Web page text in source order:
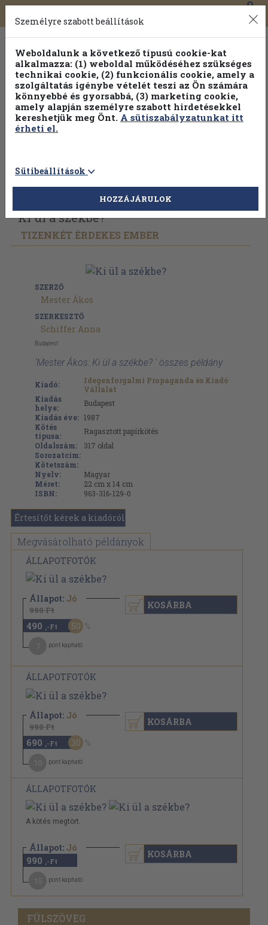
Toggle
navigation
0
Vissza az előző oldalra Válasszon példányt
Ki ül a székbe?
TIZENKÉT ÉRDEKES EMBER
SZERZŐ
Mester Ákos
SZERKESZTŐ
Schiffer Anna
Budapest
'Mester Ákos: Ki ül a székbe? ' összes példány
Kiadó:
Idegenforgalmi Propaganda és Kiadó
Vállalat
Kiadás
helye:
Budapest
Kiadás éve: 1987
Kötés
típusa:
Ragasztott papírkötés
Oldalszám:
317 oldal
Sorozatcím:
Kötetszám:
Nyelv:
Magyar
Méret:
22 cm x 14 cm
ISBN:
963-316-129-0
Értesítőt kérek a kiadóról
Megvásárolható példányok
ÁLLAPOTFOTÓK
Állapot: Jó
990 Ft
490 ,-Ft 50
pont kapható
KOSÁRBA
ÁLLAPOTFOTÓK
Állapot: Jó
990 Ft
690 ,-Ft 30
pont kapható
KOSÁRBA
ÁLLAPOTFOTÓK
A kötés megtört.
Állapot: Jó
990 ,-Ft
pont kapható
KOSÁRBA
FÜLSZÖVEG
Személyre szabott beállítások
Weboldalunk a következő típusú cookie-kat
alkalmazza: (1) weboldal működéséhez szükséges
technikai cookie, (2) funkcionális cookie, amely a
szolgáltatás igénybe vételét teszi az Ön számára
könnyebbé és gyorsabbá, (3) marketing cookie,
amely alapján személyre szabott hirdetésekkel
kereshetjük meg Önt. A sütiszabályzatunkat itt
érheti el.
Sütibeállítások
HOZZÁJÁRULOK